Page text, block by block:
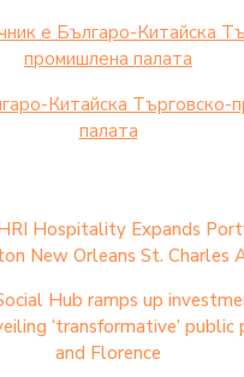
е Българо-Китайска
промишлена палaта
Китайска Търговско-
палaта
Hospitality Expands
New Orleans St. Charles
Hub ramps up
‘transformative’ public
and Florence